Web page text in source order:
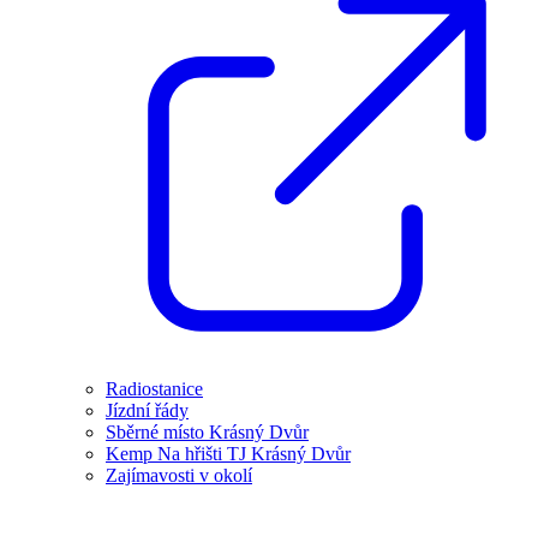
Radiostanice
Jízdní řády
Sběrné místo Krásný Dvůr
Kemp Na hřišti TJ Krásný Dvůr
Zajímavosti v okolí